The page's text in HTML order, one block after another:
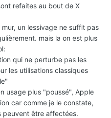
refaites au bout de X
un lessivage ne suffit pas
mais la on est plus
qui ne perturbe pas les
les utilisations classiques
usage plus "poussé", Apple
car comme je le constate,
peuvent être affectées.